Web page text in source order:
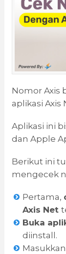
Nomor Axis
aplikasi Axis
Aplikasi ini
dan Apple
Berikut ini
mengecek
Pertama,
Axis Net
Buka
diinstall.
Masukkan